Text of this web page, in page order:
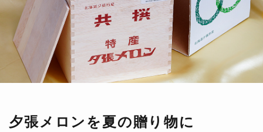
夕張メロンを夏の贈り物に